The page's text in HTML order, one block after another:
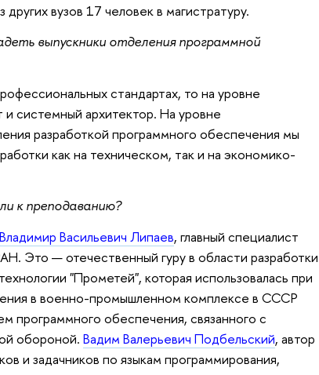
других вузов 17 человек в магистратуру.
выпускники отделения программной
стандартах, то на уровне
системный архитектор. На уровне
разработкой программного обеспечения мы
как на техническом, так и на экономико-
к преподаванию?
Владимир Васильевич Липаев, главный специалист
Это — отечественный гуру в области разработки
"Прометей", которая использовалась при
в военно-промышленном комплексе в СССР
программного обеспечения, связанного с
обороной. Вадим Валерьевич Подбельский, автор
и задачников по языкам программирования,